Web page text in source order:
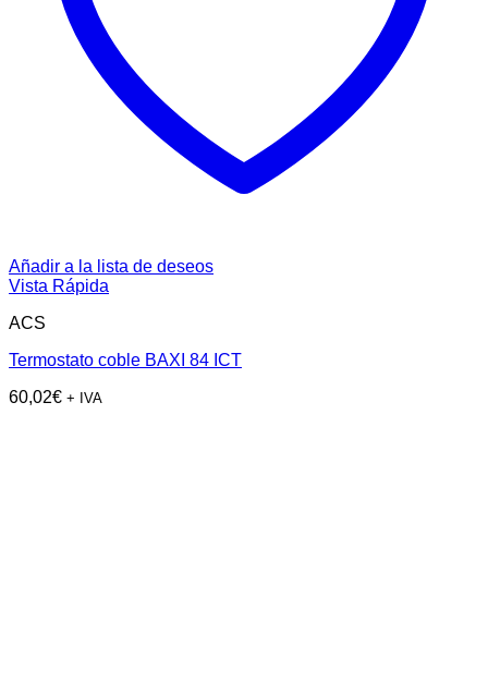
Añadir a la lista de deseos
Vista Rápida
ACS
Termostato coble BAXI 84 ICT
60,02€ + IVA